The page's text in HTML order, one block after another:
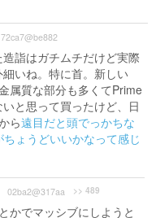
72ca7@be882
詣はガチムチだけど実際
いね。特に首。新しい
属質な部分も多くてPrime
と思って買ったけど、日
ら遠目だと頭でっかちな
ちょうどいいかなって感じ
02ba2@317aa >> 489
かでマッシブにしようと